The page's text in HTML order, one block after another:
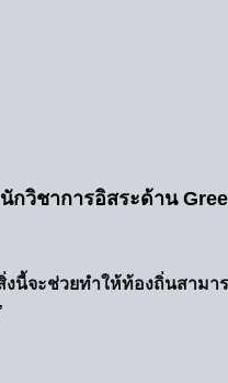
ชาการอิสระด้าน
งนี้จะช่วยทำให้ท้องถิ่นสามา